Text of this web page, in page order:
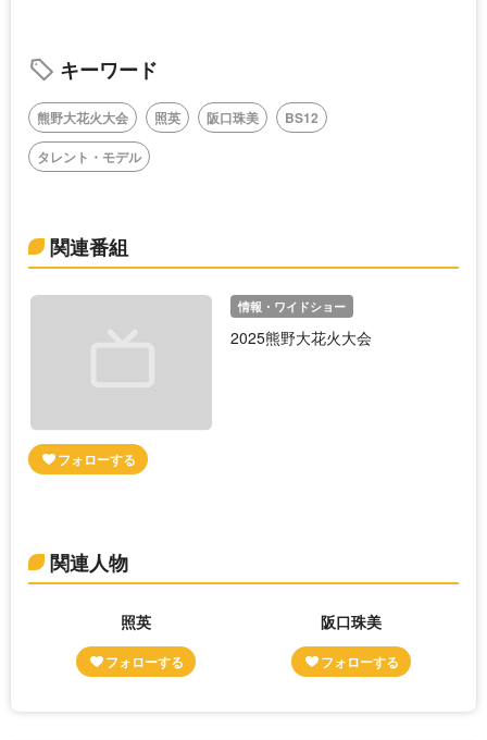
キーワード
熊野大花火大会 照英 阪口珠美
BS12
タレント・モデル
関連番組
情報・ワイドショー
2025熊野大花火大会
関連人物
照英 阪口珠美